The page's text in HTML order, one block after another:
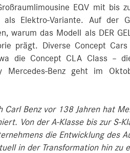
EQV mit bis
Elektro-Variante. Auf der
warum das Modell als DER
prägt. Diverse Concept
die Concept CLA Class –
Mercedes-Benz geht im
Benz vor 138 Jahren hat
Von der A‑Klasse bis zur
die Entwicklung des
in der Transformation hin zu